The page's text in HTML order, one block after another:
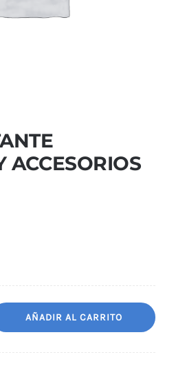
ACCESORIOS
AÑADIR AL CARRITO